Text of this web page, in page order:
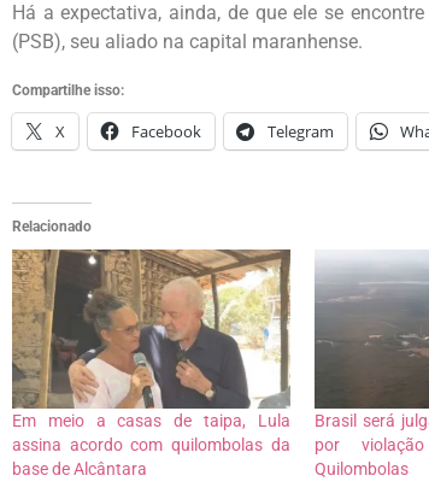
Há a expectativa, ainda, de que ele se
(PSB), seu aliado na capital maranhense.
Compartilhe isso:
X Facebook Telegram
Relacionado
Em meio a casas de taipa, Lula
assina acordo com quilombolas da
base de Alcântara
Brasil será
por
Quilombolas